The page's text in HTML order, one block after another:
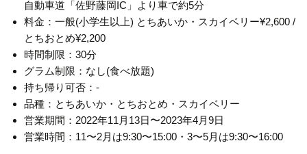
自動車道「佐野藤岡IC」より車で約5分
料金：一般(小学生以上) とちあいか・スカイベリー¥2,600 /
とちおとめ¥2,200
時間制限：30分
グラム制限：なし(食べ放題)
持ち帰り可否：-
品種：とちあいか・とちおとめ・スカイベリー
営業期間：2022年11月13日〜2023年4月9日
営業時間：11〜2月は9:30〜15:00・3〜5月は9:30〜16:00